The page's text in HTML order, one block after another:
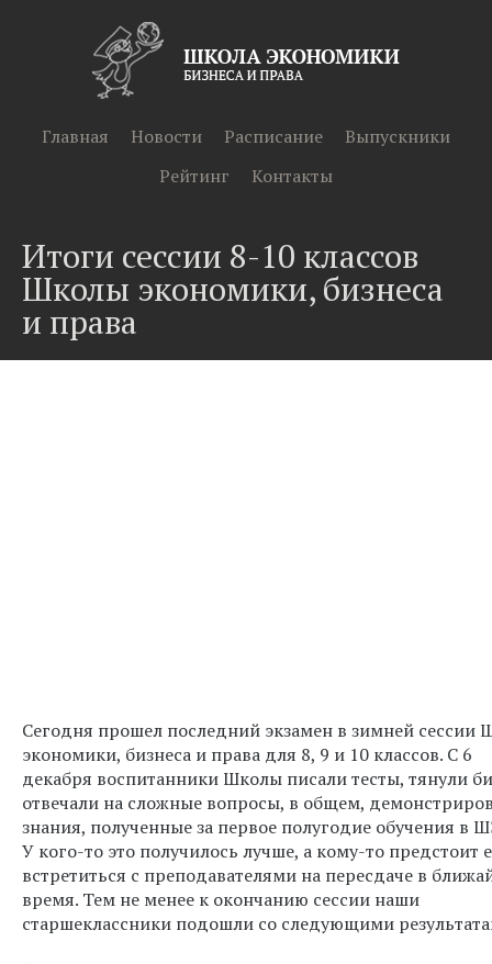
Главная Новости Расписание
Выпускники
Рейтинг
Контакты
Итоги сессии 8-10 классов
Школы экономики, бизнеса
и права
Сегодня прошел последний экзамен в зимней сессии
экономики, бизнеса и права для 8, 9 и 10 классов. С 6
декабря воспитанники Школы писали тесты, тянули
отвечали на сложные вопросы, в общем,
знания, полученные за первое полугодие обучения в
У кого-то это получилось лучше, а кому-то предстоит
встретиться с преподавателями на пересдаче в
время. Тем не менее к окончанию сессии наши
старшеклассники подошли со следующими